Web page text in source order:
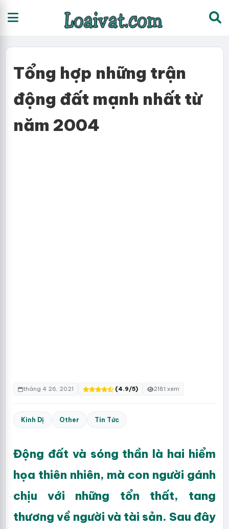
Tổng hợp những trận
động đất mạnh nhất từ
năm 2004
tháng 4 26, 2021 (4.9/5) 2181 xem
Kinh Dị Other Tin Tức
Động đất và sóng thần là hai hiểm
họa thiên nhiên, mà con người gánh
chịu với những tổn thất, tang
thương về người và tài sản. Sau đây